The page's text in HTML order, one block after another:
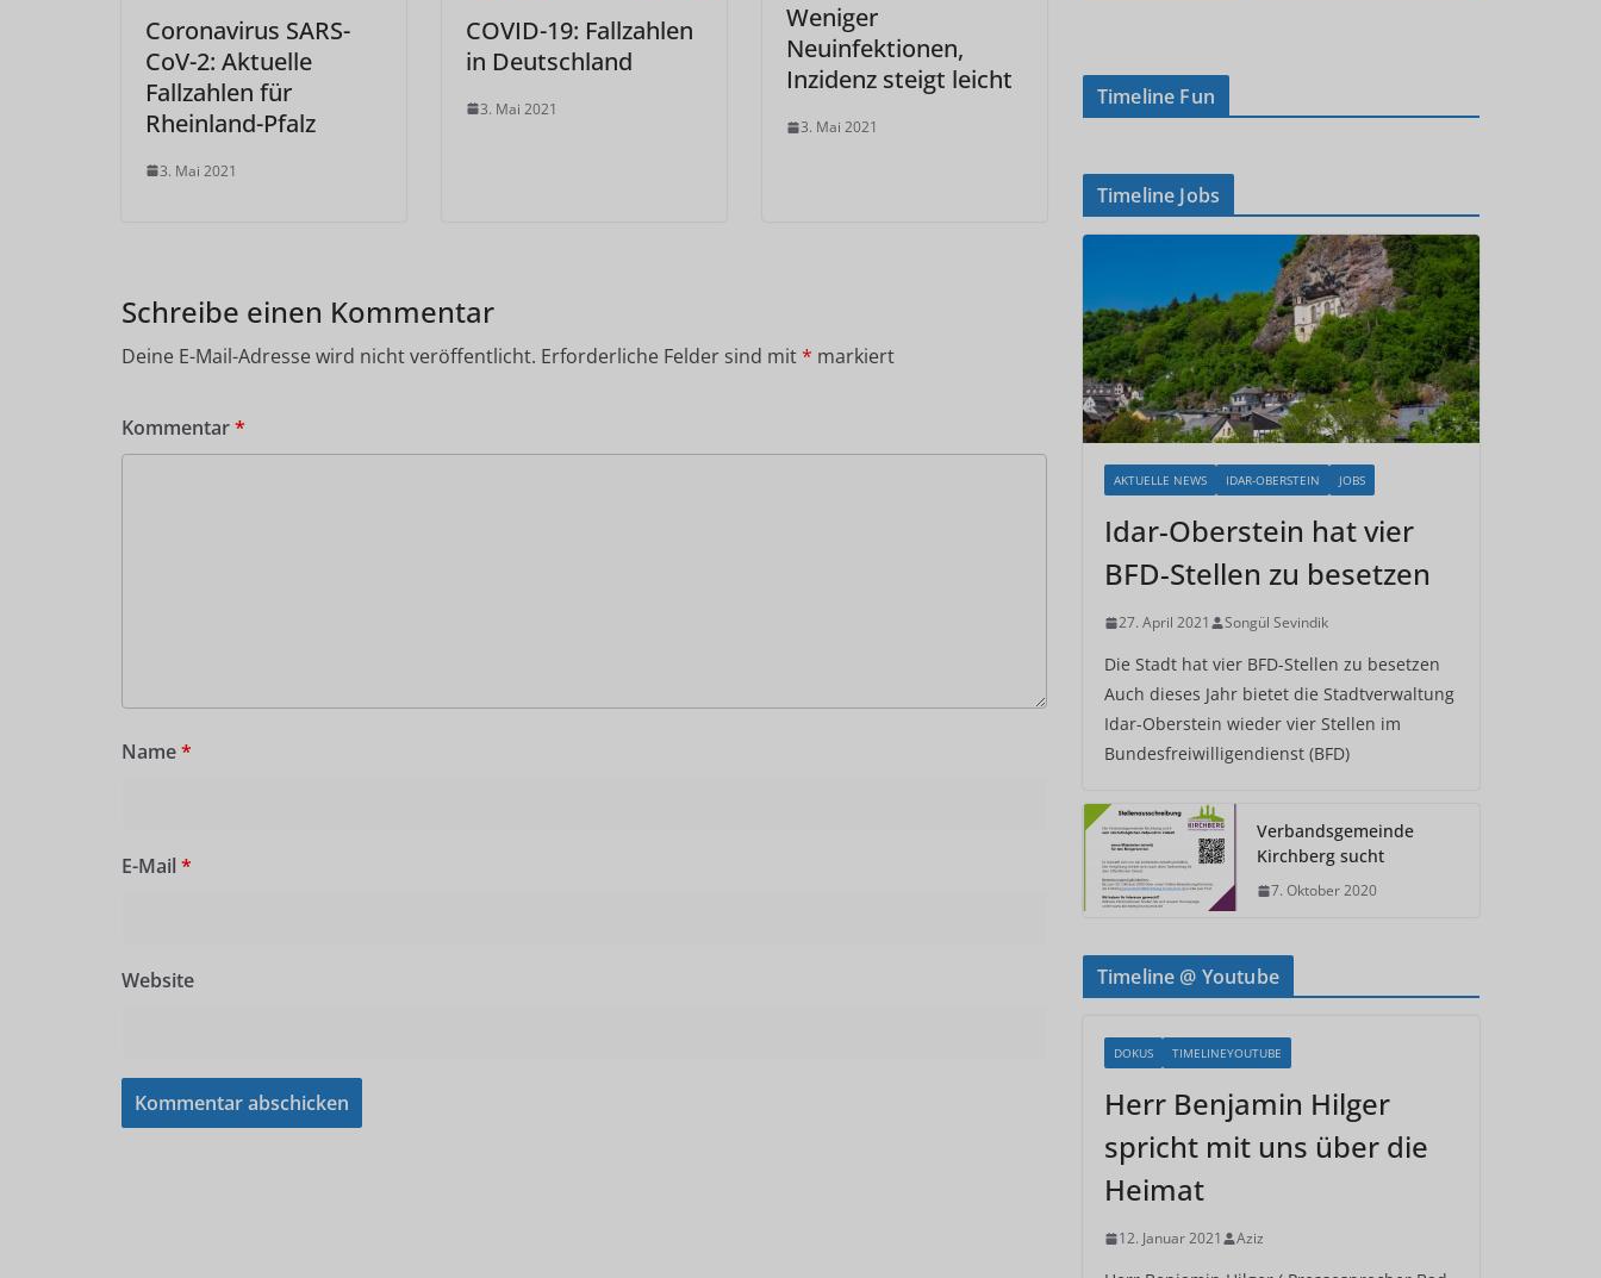
Coronavirus SARS-
CoV-2: Aktuelle
Fallzahlen für
Rheinland-Pfalz
3. Mai 2021
COVID-19: Fallzahlen
in Deutschland
3. Mai 2021
Weniger
Neuinfektionen,
Inzidenz steigt leicht
3. Mai 2021
Schreibe einen Kommentar
Deine E-Mail-Adresse wird nicht veröffentlicht. Erforderliche Felder sind mit* markiert
Kommentar*
Name*
E-Mail *
Website
Timeline Fun
Timeline Jobs
AKTUELLE NEWS IDAR-OBERSTEIN JOBS
Idar-Oberstein hat vier
BFD-Stellen zu besetzen
27. April 2021 Songül Sevindik
Die Stadt hat vier BFD-Stellen zu besetzen
Auch dieses Jahr bietet die Stadtverwaltung
Idar-Oberstein wieder vier Stellen im
Bundesfreiwilligendienst (BFD)
Verbandsgemeinde
Kirchberg sucht
7. Oktober 2020
Timeline @ Youtube
DOKUS TIMELINEYOUTUBE
Herr Benjamin Hilger
spricht mit uns über die
Heimat
12. Januar 2021 Aziz